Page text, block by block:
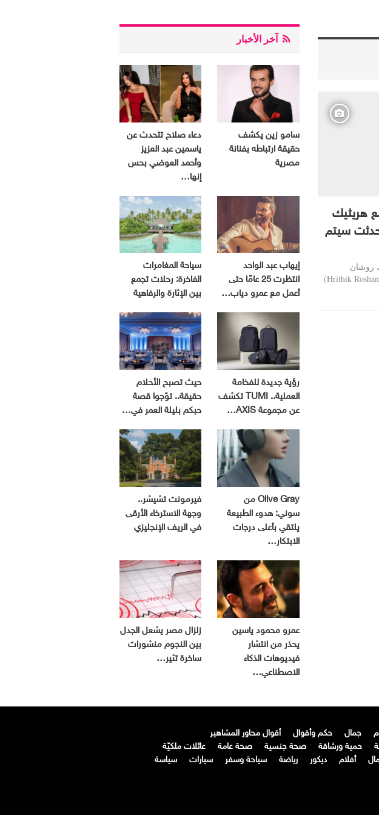
هريثيك
سيتم
روشان
(Kangana Ranaut) وكانجانا رانوت (Hrithik Roshan)
آخر الأخبار
سامو زين يكشف
حقيقة ارتباطه بفنانة
مصرية
دعاء صلاح تتحدث عن
ياسمين عبد العزيز
وأحمد العوضي بحس
إنها…
إيهاب عبد الواحد
انتظرت 25 عامًا حتى
أعمل مع عمرو دياب…
سياحة المغامرات
الفاخرة: رحلات تجمع
بين الإثارة والرفاهية
رؤية جديدة للفخامة
العملية.. TUMI تكشف
عن مجموعة AXIS…
حيث تصبح الأحلام
حقيقة.. توّجوا قصة
حبكم بليلة العمر في…
Olive Gray من
سوني: هدوء الطبيعة
يلتقي بأعلى درجات
الابتكار…
فيرمونت تشيشر..
وجهة الاسترخاء الأرقى
في الريف الإنجليزي
عمرو محمود ياسين
يحذر من انتشار
فيديوهات الذكاء
الاصطناعي…
زلزال مصر يشعل الجدل
بين النجوم منشورات
ساخرة تثير…
جمال حكم وأقوال
أقوال محاور المشاهير
حمية ورشاقة صحة جنسية صحة عامة
عائلات ملكيّة
أفلام ديكور رياضة سياحة وسفر سيارات
سياسة